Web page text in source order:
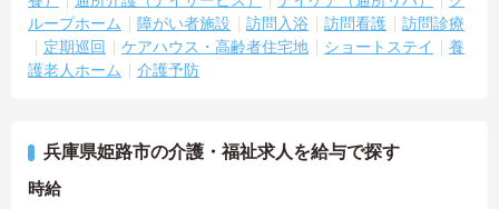
ループホーム
障がい者施設 訪問入浴 訪問看護
訪問診療
定期巡回
ケアハウス・高齢者住宅地 ショートステイ
養
護老人ホーム
介護予防
兵庫県姫路市の介護・福祉求人を給与で探す
時給